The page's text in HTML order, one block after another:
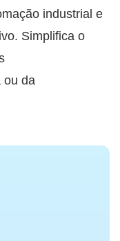
industrial e
Simplifica o
ou da